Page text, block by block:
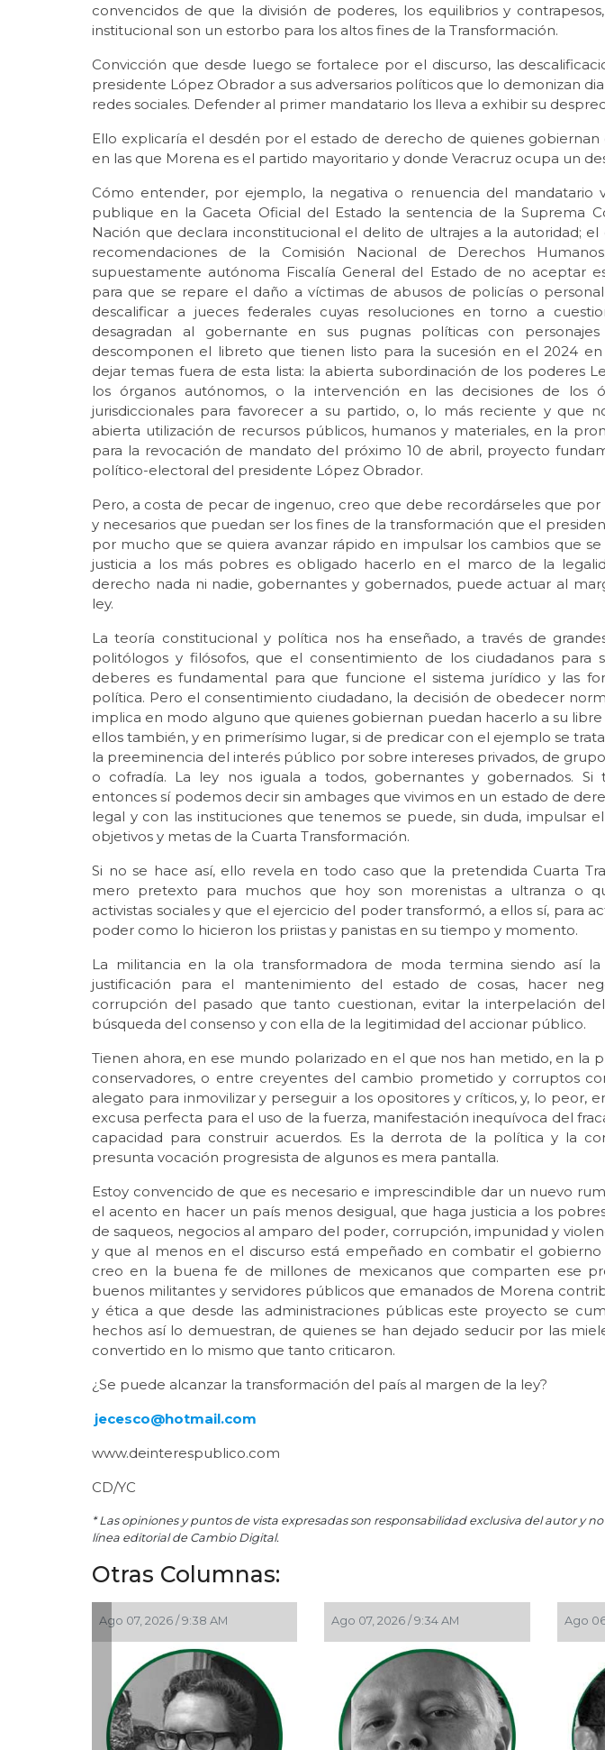
convencidos de que la división de poderes, los equilibrios y
institucional son un estorbo para los altos fines de la Transformación.
Convicción que desde luego se fortalece por el discurso, las
presidente López Obrador a sus adversarios políticos que lo demonizan
redes sociales. Defender al primer mandatario los lleva a exhibir su
Ello explicaría el desdén por el estado de derecho de quienes
en las que Morena es el partido mayoritario y donde Veracruz ocupa un
Cómo entender, por ejemplo, la negativa o renuencia del mandatario
publique en la Gaceta Oficial del Estado la sentencia de la Suprema
Nación que declara inconstitucional el delito de ultrajes a la autoridad; el
recomendaciones de la Comisión Nacional de Derechos
supuestamente autónoma Fiscalía General del Estado de no aceptar
para que se repare el daño a víctimas de abusos de policías o
descalificar a jueces federales cuyas resoluciones en torno a
desagradan al gobernante en sus pugnas políticas con
descomponen el libreto que tienen listo para la sucesión en el 2024
dejar temas fuera de esta lista: la abierta subordinación de los poderes
los órganos autónomos, o la intervención en las decisiones de los
jurisdiccionales para favorecer a su partido, o, lo más reciente y que
abierta utilización de recursos públicos, humanos y materiales, en la
para la revocación de mandato del próximo 10 de abril, proyecto
político-electoral del presidente López Obrador.
Pero, a costa de pecar de ingenuo, creo que debe recordárseles que
y necesarios que puedan ser los fines de la transformación que el
por mucho que se quiera avanzar rápido en impulsar los cambios que
justicia a los más pobres es obligado hacerlo en el marco de la
derecho nada ni nadie, gobernantes y gobernados, puede actuar al
ley.
La teoría constitucional y política nos ha enseñado, a través de
politólogos y filósofos, que el consentimiento de los ciudadanos para
deberes es fundamental para que funcione el sistema jurídico y las
política. Pero el consentimiento ciudadano, la decisión de obedecer
implica en modo alguno que quienes gobiernan puedan hacerlo a su libre
ellos también, y en primerísimo lugar, si de predicar con el ejemplo se
la preeminencia del interés público por sobre intereses privados, de
o cofradía. La ley nos iguala a todos, gobernantes y gobernados. Si
entonces sí podemos decir sin ambages que vivimos en un estado de
legal y con las instituciones que tenemos se puede, sin duda, impulsar
objetivos y metas de la Cuarta Transformación.
Si no se hace así, ello revela en todo caso que la pretendida Cuarta
mero pretexto para muchos que hoy son morenistas a ultranza o
activistas sociales y que el ejercicio del poder transformó, a ellos sí, para
poder como lo hicieron los priistas y panistas en su tiempo y momento.
La militancia en la ola transformadora de moda termina siendo así
justificación para el mantenimiento del estado de cosas, hacer
corrupción del pasado que tanto cuestionan, evitar la interpelación
búsqueda del consenso y con ella de la legitimidad del accionar público.
Tienen ahora, en ese mundo polarizado en el que nos han metido, en la
conservadores, o entre creyentes del cambio prometido y corruptos
alegato para inmovilizar y perseguir a los opositores y críticos, y, lo peor,
excusa perfecta para el uso de la fuerza, manifestación inequívoca del
capacidad para construir acuerdos. Es la derrota de la política y la
presunta vocación progresista de algunos es mera pantalla.
Estoy convencido de que es necesario e imprescindible dar un nuevo
el acento en hacer un país menos desigual, que haga justicia a los
de saqueos, negocios al amparo del poder, corrupción, impunidad y
y que al menos en el discurso está empeñado en combatir el gobierno
creo en la buena fe de millones de mexicanos que comparten ese
buenos militantes y servidores públicos que emanados de Morena
y ética a que desde las administraciones públicas este proyecto se
hechos así lo demuestran, de quienes se han dejado seducir por las
convertido en lo mismo que tanto criticaron.
¿Se puede alcanzar la transformación del país al margen de la ley?
jecesco@hotmail.com
www.deinterespublico.com
CD/YC
* Las opiniones y puntos de vista expresadas son responsabilidad exclusiva del autor y
línea editorial de Cambio Digital.
Otras Columnas:
Ago 05, 2026 / 9:04 PM Ago 05, 2026 / 11:33 AM